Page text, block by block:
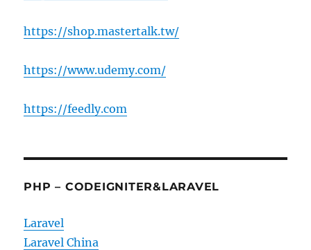
https://shop.mastertalk.tw/
https://www.udemy.com/
https://feedly.com
PHP – CODEIGNITER&LARAVEL
Laravel
Laravel China